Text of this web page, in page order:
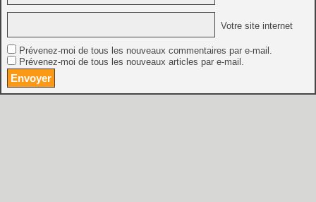
Votre site internet
Prévenez-moi de tous les nouveaux commentaires par e-mail.
Prévenez-moi de tous les nouveaux articles par e-mail.